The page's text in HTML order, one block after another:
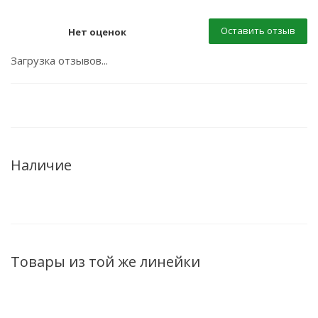
Нет оценок Оставить отзыв
Загрузка отзывов...
Наличие
Товары из той же линейки